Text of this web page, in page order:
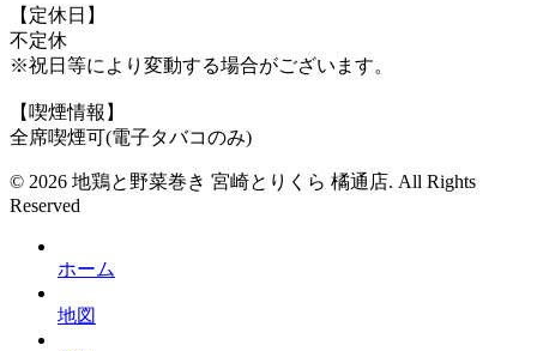
【定休日】
不定休
※祝日等により変動する場合がございます。
【喫煙情報】
全席喫煙可(電子タバコのみ)
© 2026 地鶏と野菜巻き 宮崎とりくら 橘通店. All Rights
Reserved
ホーム
地図